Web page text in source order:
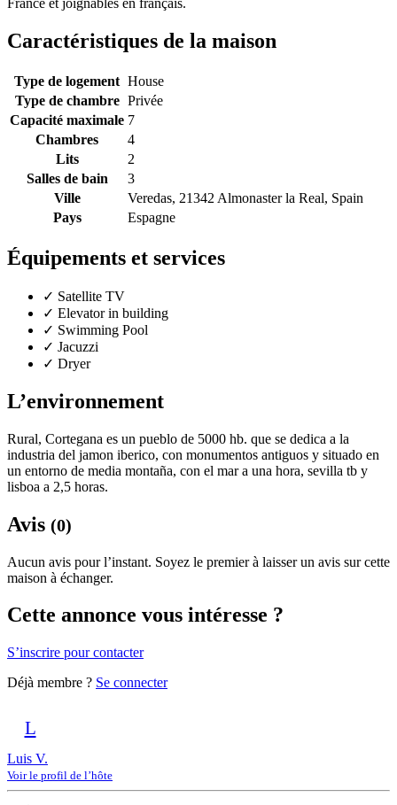
France et joignables en français.
Caractéristiques de la maison
Type de logement House
Type de chambre Privée
Capacité maximale 7
Chambres
4
Lits
2
Salles de bain
3
Ville
Veredas, 21342 Almonaster la Real, Spain
Pays
Espagne
Équipements et services
✓ Satellite TV
✓ Elevator in building
✓ Swimming Pool
✓ Jacuzzi
✓ Dryer
L’environnement
Rural, Cortegana es un pueblo de 5000 hb. que se dedica a la
industria del jamon iberico, con monumentos antiguos y situado en
un entorno de media montaña, con el mar a una hora, sevilla tb y
lisboa a 2,5 horas.
Avis (0)
Aucun avis pour l’instant. Soyez le premier à laisser un avis sur cette
maison à échanger.
Cette annonce vous intéresse ?
S’inscrire pour contacter
Déjà membre ? Se connecter
L
Luis V.
Voir le profil de l’hôte